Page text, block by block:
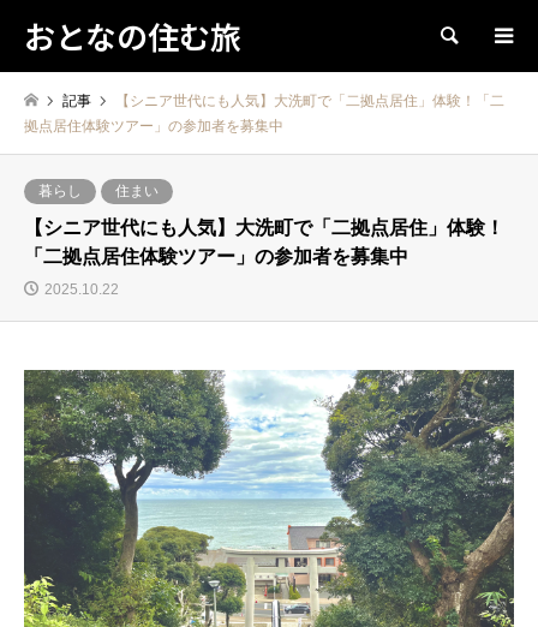
おとなの住む旅 検索
記事
【シニア世代にも人気】大洗町で「二拠点居住」体験！「二
拠点居住体験ツアー」の参加者を募集中
暮らし 住まい
【シニア世代にも人気】大洗町で「二拠点居住」体験！
「二拠点居住体験ツアー」の参加者を募集中
2025.10.22